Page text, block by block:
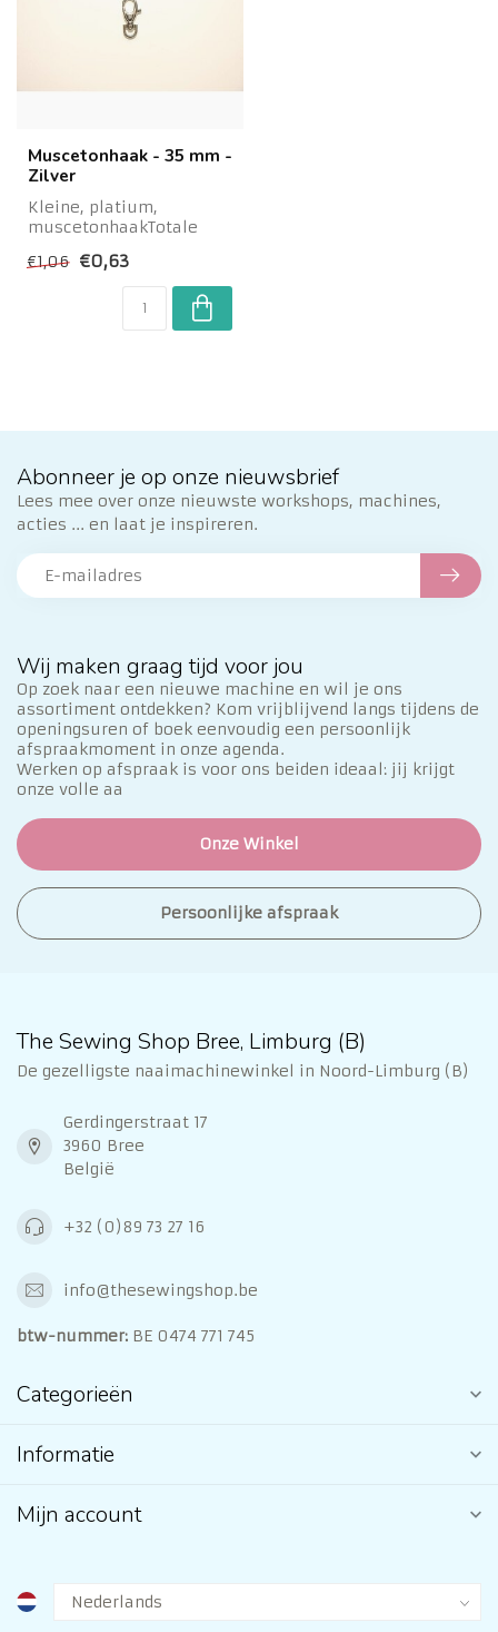
Muscetonhaak - 35 mm -
Zilver
Kleine, platium,
muscetonhaakTotale
€1,06 €0,63
Wij maken graag tijd voor jou
Op zoek naar een nieuwe machine en wil je ons
assortiment ontdekken? Kom vrijblijvend langs tijdens de
openingsuren of boek eenvoudig een persoonlijk
afspraakmoment in onze agenda.
Werken op afspraak is voor ons beiden ideaal: jij krijgt
onze volle aa
Onze Winkel
Persoonlijke afspraak
Abonneer je op onze nieuwsbrief
Lees mee over onze nieuwste workshops, machines,
acties ... en laat je inspireren.
The Sewing Shop Bree, Limburg (B)
De gezelligste naaimachinewinkel in Noord-Limburg (B)
Gerdingerstraat 17
3960 Bree
België
+32 (0)89 73 27 16
info@thesewingshop.be
btw-nummer: BE 0474 771 745
Categorieën
Informatie
Mijn account